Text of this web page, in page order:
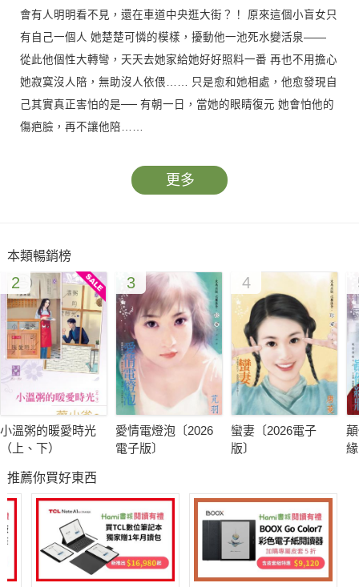
會有人明明看不見，還在車道中央逛大街？！ 原來這個小盲女只
有自己一個人 她楚楚可憐的模樣，擾動他一池死水變活泉——
從此他個性大轉彎，天天去她家給她好好照料一番 再也不用擔心
她寂寞沒人陪，無助沒人依偎…… 只是愈和她相處，他愈發現自
己其實真正害怕的是── 有朝一日，當她的眼睛復元 她會怕他的
傷疤臉，再不讓他陪……
更多
本類暢銷榜
2
小溫粥的暖愛時光
（上、下）
3
愛情電燈泡〔2026
電子版〕
4
蠻妻〔2026電子
版〕
推薦你買好東西